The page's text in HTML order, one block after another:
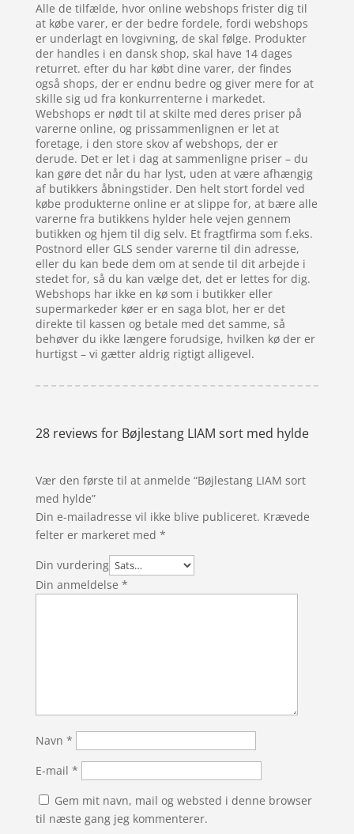
Alle de tilfælde, hvor online webshops frister dig til
at købe varer, er der bedre fordele, fordi webshops
er underlagt en lovgivning, de skal følge. Produkter
der handles i en dansk shop, skal have 14 dages
returret. efter du har købt dine varer, der findes
også shops, der er endnu bedre og giver mere for at
skille sig ud fra konkurrenterne i markedet.
Webshops er nødt til at skilte med deres priser på
varerne online, og prissammenlignen er let at
foretage, i den store skov af webshops, der er
derude. Det er let i dag at sammenligne priser – du
kan gøre det når du har lyst, uden at være afhængig
af butikkers åbningstider. Den helt stort fordel ved
købe produkterne online er at slippe for, at bære alle
varerne fra butikkens hylder hele vejen gennem
butikken og hjem til dig selv. Et fragtfirma som f.eks.
Postnord eller GLS sender varerne til din adresse,
eller du kan bede dem om at sende til dit arbejde i
stedet for, så du kan vælge det, det er lettes for dig.
Webshops har ikke en kø som i butikker eller
supermarkeder køer er en saga blot, her er det
direkte til kassen og betale med det samme, så
behøver du ikke længere forudsige, hvilken kø der er
hurtigst – vi gætter aldrig rigtigt alligevel.
28 reviews for Bøjlestang LIAM sort med hylde
Vær den første til at anmelde “Bøjlestang LIAM sort
med hylde”
Din e-mailadresse vil ikke blive publiceret. Krævede
felter er markeret med *
Din vurdering
Din anmeldelse *
Navn *
E-mail *
Gem mit navn, mail og websted i denne browser
til næste gang jeg kommenterer.